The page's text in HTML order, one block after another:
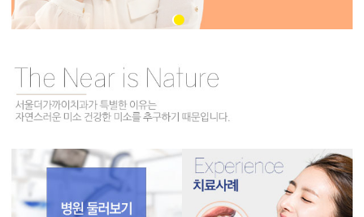
•
•
•